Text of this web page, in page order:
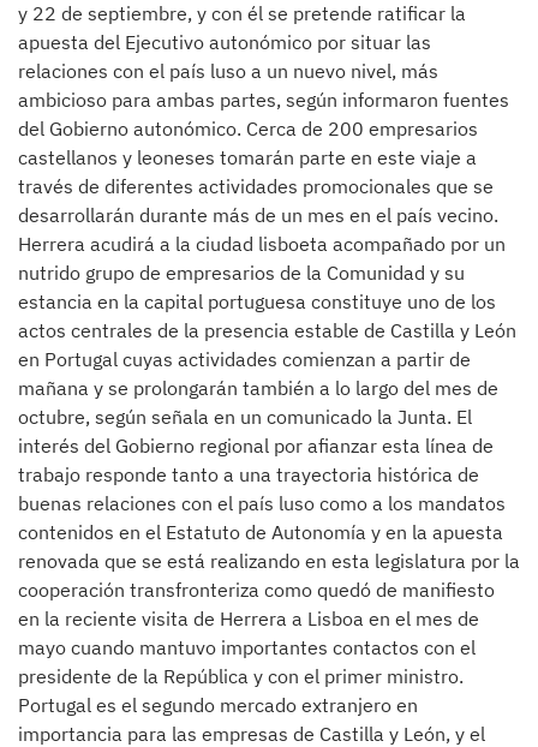
y 22 de septiembre, y con él se pretende ratificar la
apuesta del Ejecutivo autonómico por situar las
relaciones con el país luso a un nuevo nivel, más
ambicioso para ambas partes, según informaron fuentes
del Gobierno autonómico. Cerca de 200 empresarios
castellanos y leoneses tomarán parte en este viaje a
través de diferentes actividades promocionales que se
desarrollarán durante más de un mes en el país vecino.
Herrera acudirá a la ciudad lisboeta acompañado por un
nutrido grupo de empresarios de la Comunidad y su
estancia en la capital portuguesa constituye uno de los
actos centrales de la presencia estable de Castilla y León
en Portugal cuyas actividades comienzan a partir de
mañana y se prolongarán también a lo largo del mes de
octubre, según señala en un comunicado la Junta. El
interés del Gobierno regional por afianzar esta línea de
trabajo responde tanto a una trayectoria histórica de
buenas relaciones con el país luso como a los mandatos
contenidos en el Estatuto de Autonomía y en la apuesta
renovada que se está realizando en esta legislatura por la
cooperación transfronteriza como quedó de manifiesto
en la reciente visita de Herrera a Lisboa en el mes de
mayo cuando mantuvo importantes contactos con el
presidente de la República y con el primer ministro.
Portugal es el segundo mercado extranjero en
importancia para las empresas de Castilla y León, y el